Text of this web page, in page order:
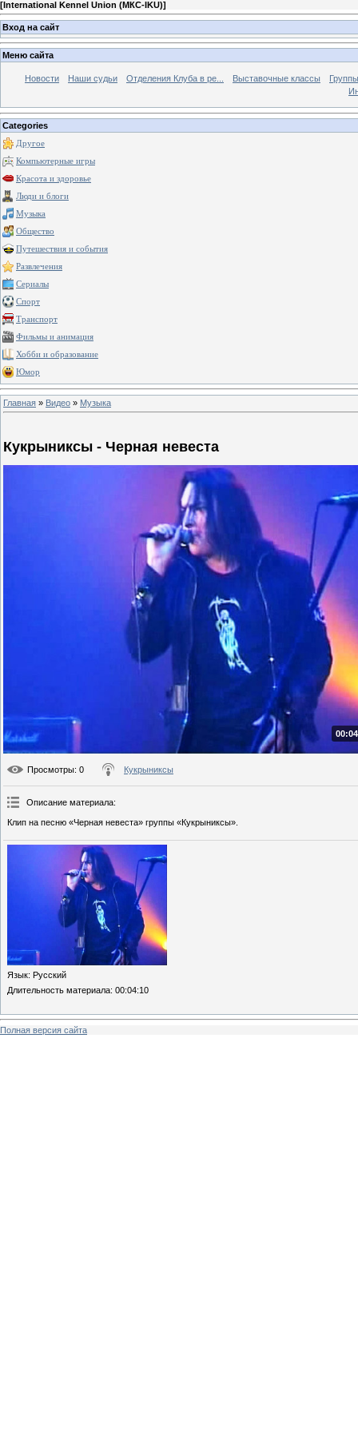
[International Kennel Union (МКС-IKU)]
Вход на сайт
Меню сайта
Новости Наши судьи Отделения Клуба в ре... Выставочные классы
Categories
Другое
Компьютерные игры
Красота и здоровье
Люди и блоги
Музыка
Общество
Путешествия и события
Развлечения
Сериалы
Спорт
Транспорт
Фильмы и анимация
Хобби и образование
Юмор
Главная » Видео » Музыка
Кукрыниксы - Черная невеста
Просмотры: 0 Кукрыниксы
Описание материала:
Клип на песню «Черная невеста» группы «Кукрыниксы».
Язык: Русский
Длительность материала: 00:04:10
Полная версия сайта